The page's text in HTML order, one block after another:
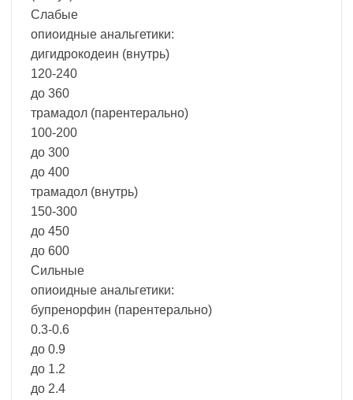
Слабые
опиоидные анальгетики:
дигидрокодеин (внутрь)
120-240
до 360
трамадол (парентерально)
100-200
до 300
до 400
трамадол (внутрь)
150-300
до 450
до 600
Сильные
опиоидные анальгетики:
бупренорфин (парентерально)
0.3-0.6
до 0.9
до 1.2
до 2.4